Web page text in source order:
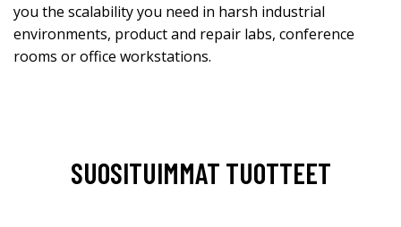
you the scalability you need in harsh industrial
environments, product and repair labs, conference
rooms or office workstations.
SUOSITUIMMAT TUOTTEET